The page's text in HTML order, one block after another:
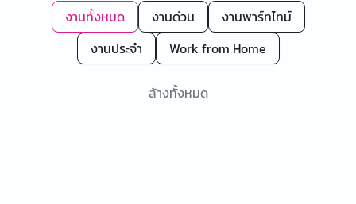
งานทั้งหมด งานด่วน
งานพาร์ทไทม์
งานประจำ
Work from Home
ล้างทั้งหมด